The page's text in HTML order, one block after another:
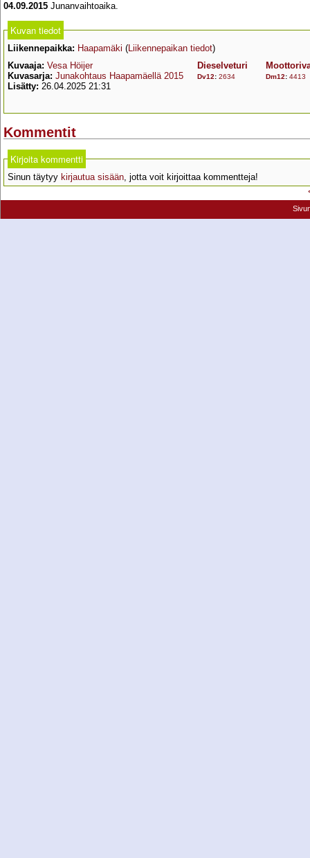
04.09.2015 Junanvaihtoaika.
Kuvan tiedot
Liikennepaikka: Haapamäki (Liikennepaikan tiedot)
Kuvaaja: Vesa Höijer
Kuvasarja: Junakohtaus Haapamäellä 2015
Lisätty: 26.04.2025 21:31
Dieselveturi
Dv12: 2634 Dm12: 4413
Kommentit
Kirjoita kommentti
Sinun täytyy kirjautua sisään, jotta voit kirjoittaa kommentteja!